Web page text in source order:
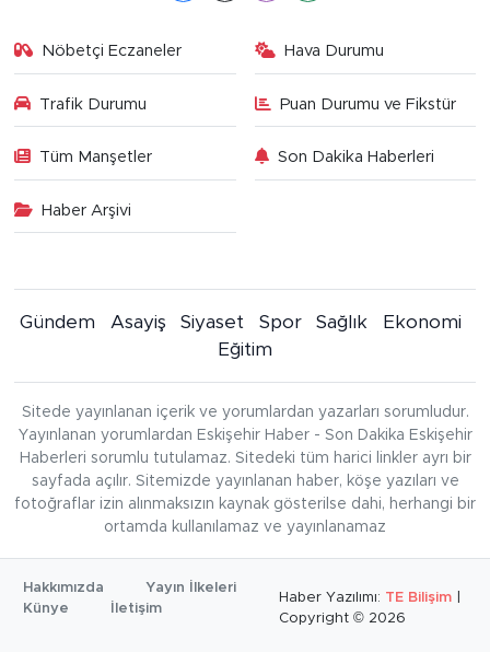
Nöbetçi Eczaneler Hava Durumu
Trafik Durumu Puan Durumu ve Fikstür
Tüm Manşetler Son Dakika Haberleri
Haber Arşivi
Gündem Asayiş Siyaset Spor Sağlık
Ekonomi
Eğitim
Sitede yayınlanan içerik ve yorumlardan yazarları sorumludur.
Yayınlanan yorumlardan Eskişehir Haber - Son Dakika Eskişehir
Haberleri sorumlu tutulamaz. Sitedeki tüm harici linkler ayrı bir
sayfada açılır. Sitemizde yayınlanan haber, köşe yazıları ve
fotoğraflar izin alınmaksızın kaynak gösterilse dahi, herhangi bir
ortamda kullanılamaz ve yayınlanamaz
Hakkımızda
Yayın İlkeleri
Künye
İletişim
Haber Yazılımı: TE Bilişim
Copyright © 2026